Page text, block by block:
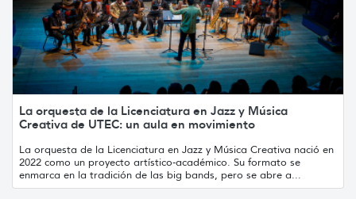
La orquesta de la Licenciatura en Jazz y Música
Creativa de UTEC: un aula en movimiento
La orquesta de la Licenciatura en Jazz y Música Creativa nació en
2022 como un proyecto artístico-académico. Su formato se
enmarca en la tradición de las big bands, pero se abre a...